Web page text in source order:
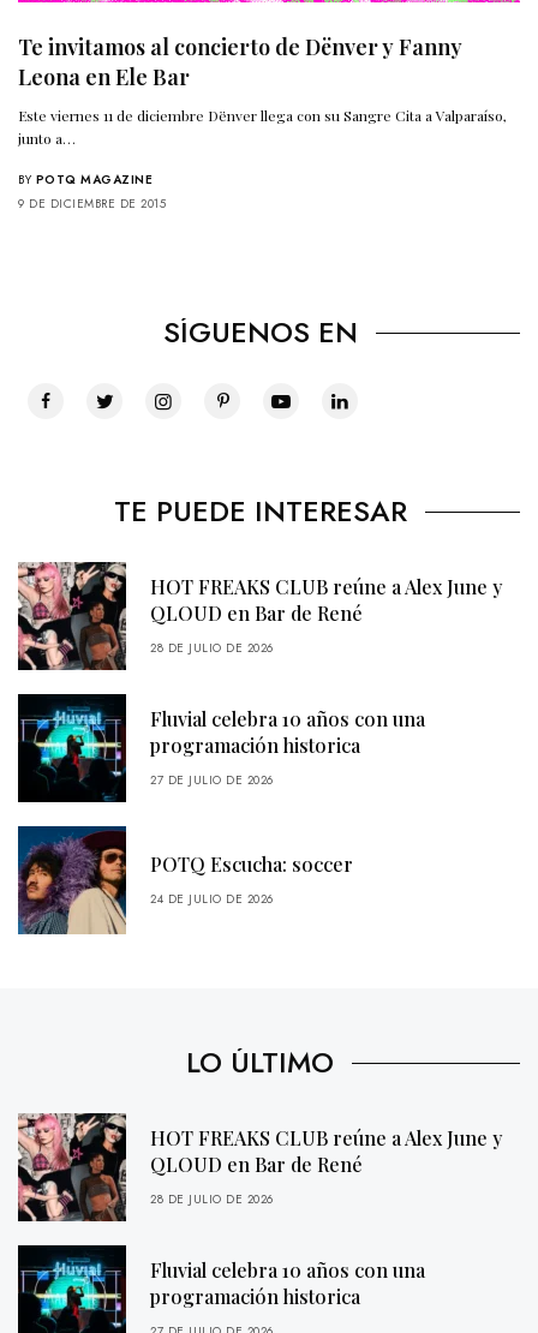
Te invitamos al concierto de Dënver y Fanny
Leona en Ele Bar
Este viernes 11 de diciembre Dënver llega con su Sangre Cita a Valparaíso,
junto a…
BY POTQ MAGAZINE
9 DE DICIEMBRE DE 2015
SÍGUENOS EN
TE PUEDE INTERESAR
HOT FREAKS CLUB reúne a Alex June y
QLOUD en Bar de René
28 DE JULIO DE 2026
Fluvial celebra 10 años con una
programación historica
27 DE JULIO DE 2026
POTQ Escucha: soccer
24 DE JULIO DE 2026
LO ÚLTIMO
HOT FREAKS CLUB reúne a Alex June y
QLOUD en Bar de René
28 DE JULIO DE 2026
Fluvial celebra 10 años con una
programación historica